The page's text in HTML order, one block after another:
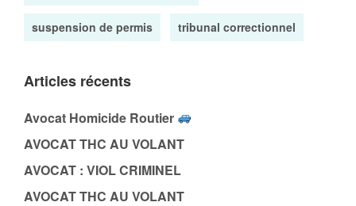
suspension de permis tribunal correctionnel
Articles récents
Avocat Homicide Routier
AVOCAT THC AU VOLANT
AVOCAT : VIOL CRIMINEL
AVOCAT THC AU VOLANT